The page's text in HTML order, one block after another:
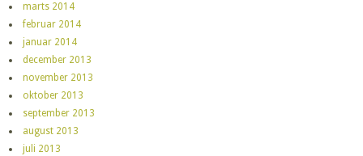
marts 2014
februar 2014
januar 2014
december 2013
november 2013
oktober 2013
september 2013
august 2013
juli 2013